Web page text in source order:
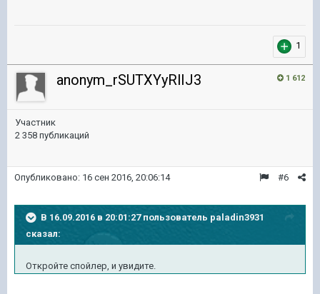
1
1 612
anonym_rSUTXYyRlIJ3
Участник
2 358 публикаций
#6
Опубликовано: 16 сен 2016, 20:06:14
В 16.09.2016 в 20:01:27 пользователь paladin3931
сказал:
Откройте спойлер, и увидите.